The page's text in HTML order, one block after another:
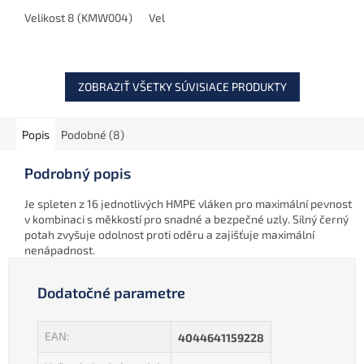
spoja. Pomocou prevleku
Velikost 8 (KMW004) Velikost 11 (KMW003)
ZOBRAZIŤ VŠETKY SÚVISIACE PRODUKTY
Popis Podobné (8)
Podrobný popis
Je spleten z 16 jednotlivých HMPE vláken pro maximální pevnost
v kombinaci s měkkostí pro snadné a bezpečné uzly. Silný černý
potah zvyšuje odolnost proti oděru a zajišťuje maximální
nenápadnost.
Dodatočné parametre
EAN: 4044641159228